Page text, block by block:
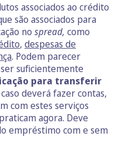
associados ao crédito
são associados para
no spread, como
, despesas de
. Podem parecer
suficientemente
para transferir
deverá fazer contas,
com estes serviços
agora. Deve
empréstimo com e sem